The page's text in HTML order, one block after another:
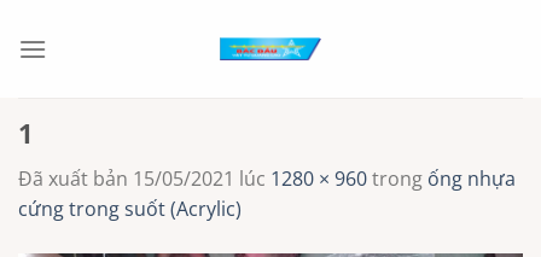
đến
1
Đã xuất bản 15/05/2021 lúc 1280 × 960trong ống nhựa
cứng trong suốt (Acrylic)